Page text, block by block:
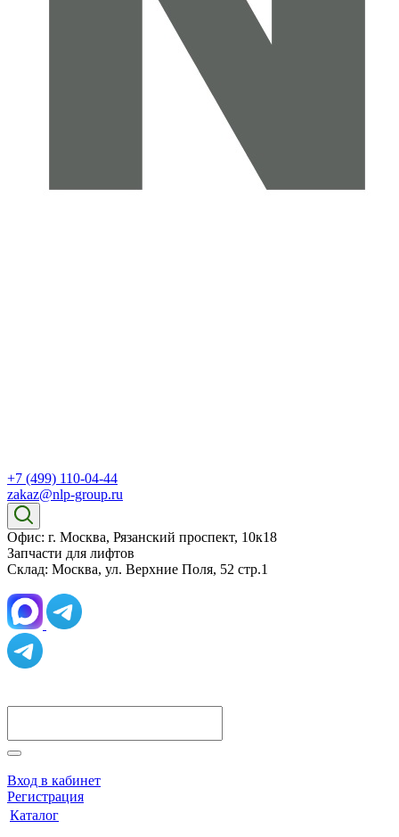
+7 (499) 110-04-44
zakaz@nlp-group.ru
Офис: г. Москва, Рязанский проспект, 10к18
Запчасти для лифтов
Склад: Москва, ул. Верхние Поля, 52 стр.1
Вход в кабинет
Регистрация
Каталог